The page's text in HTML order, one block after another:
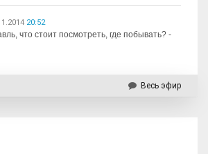
20:52
что стоит посмотреть, где побывать? -
Весь эфир